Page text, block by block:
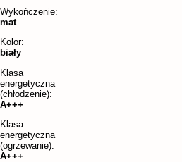
Wykończenie:
mat
Kolor:
biały
Klasa
energetyczna
(chłodzenie):
A+++
Klasa
energetyczna
(ogrzewanie):
A+++